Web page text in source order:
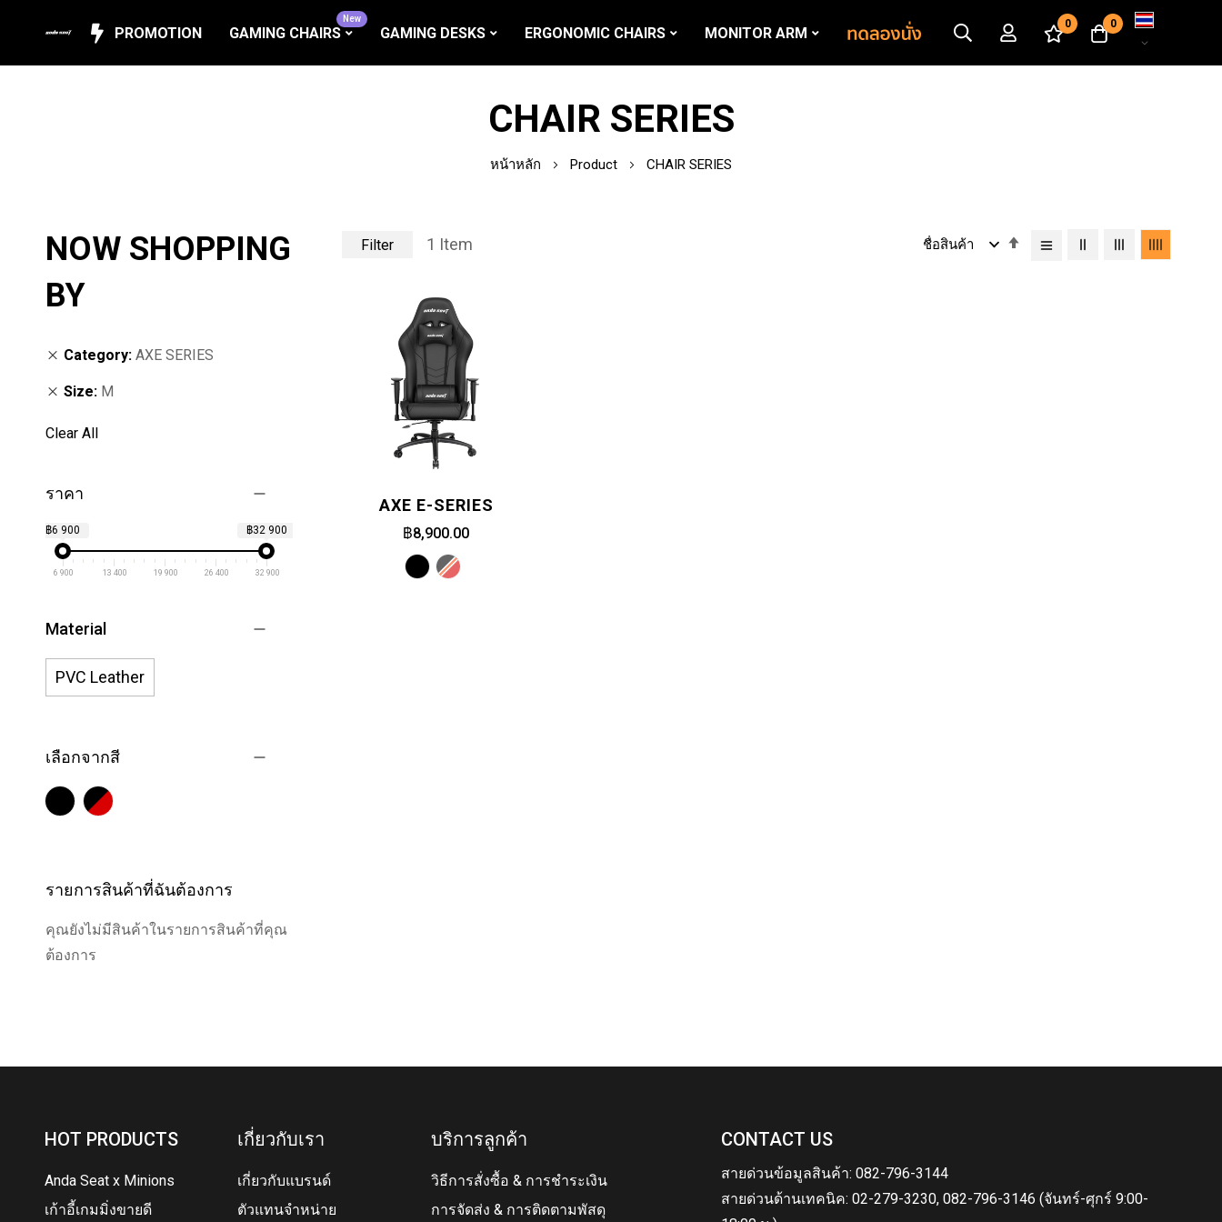
PROMOTION GAMING CHAIRS
New
GAMING DESKS ERGONOMIC CHAIRS MONITOR ARM
0 0
เปลี่ยน
ภาษา
CHAIR SERIES
หน้าหลัก Product CHAIR SERIES
Filter 1 Item
เรียง
AXE E-SERIES
฿8,900.00
NOW SHOPPING
BY
Category AXE SERIES
Size M
Clear All
ราคา
฿6 900 ฿32 900
6 900 13 400 19 900 26 400 32 900
Material
PVC Leather
เลือกจากสี
รายการสินค้าที่ฉันต้องการ
คุณยังไม่มีสินค้าในรายการสินค้าที่คุณ
ต้องการ
HOT PRODUCTS
Anda Seat x Minions
เก้าอี้เกมมิ่งขายดี
เกี่ยวกับเรา
เกี่ยวกับแบรนด์
ตัวแทนจำหน่าย
บริการลูกค้า
วิธีการสั่งซื้อ & การชำระเงิน
การจัดส่ง & การติดตามพัสดุ
CONTACT US
สายด่วนข้อมูลสินค้า: 082-796-3144
สายด่วนด้านเทคนิค: 02-279-3230, 082-796-3146 (จันทร์-ศุกร์ 9:00-